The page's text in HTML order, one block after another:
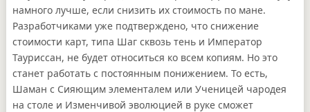
намного лучше, если снизить их стоимость по мане.
Разработчиками уже подтверждено, что снижение
стоимости карт, типа Шаг сквозь тень и Император
Тауриссан, не будет относиться ко всем копиям. Но это
станет работать с постоянным понижением. То есть,
Шаман с Сияющим элементалем или Ученицей чародея
на столе и Изменчивой эволюцией в руке сможет